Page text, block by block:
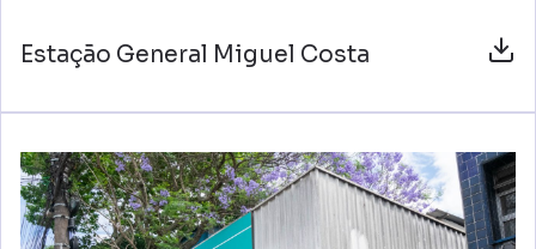
Estação General Miguel Costa